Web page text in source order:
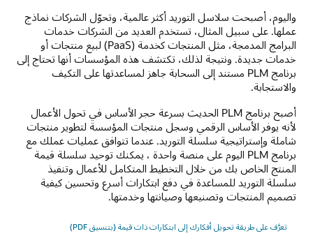
واليوم، أصبحت سلاسل التوريد أكثر عالمية، وتحوّل الشركات نماذج
عملها. على سبيل المثال، تستخدم العديد من الشركات خدمات
البرامج المدمجة، مثل المنتجات كخدمة (PaaS) لبيع منتجات أو
خدمات جديدة. ونتيجة لذلك، تكتشف هذه المؤسسات أنها تحتاج إلى
برنامج PLM مستند إلى السحابة جاهز لمساعدتها على التكيف
والاستجابة.
أصبح برنامج PLM الحديث بسرعة حجر الأساس في تحول الأعمال
لأنه يوفر الأساس الرقمي وسجل منتجات المؤسسة لتطوير منتجات
شاملة وإستراتيجية سلسلة التوريد. عندما تتوافق عمليات عملك مع
برنامج PLM اليوم على منصة واحدة ، يمكنك توحيد سلسلة قيمة
المنتج الخاص بك من خلال التخطيط المتكامل للأعمال وتنفيذ
سلسلة التوريد للمساعدة في دفع ابتكارات أسرع وتحسين كيفية
تصميم المنتجات وتصنيعها وصيانتها وخدمتها.
تعرَّف على طريقة تحويل أفكارك إلى ابتكارات ذات قيمة (بتنسيق PDF)